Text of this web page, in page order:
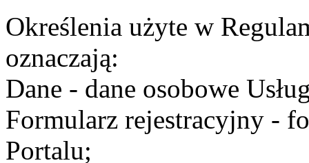
Określenia użyte w
oznaczają:
Dane - dane osobowe
Formularz rejestracyjny -
Portalu;